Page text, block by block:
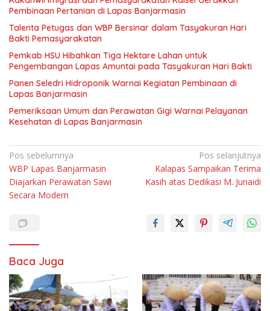
Pembinaan Pertanian di Lapas Banjarmasin
Talenta Petugas dan WBP Bersinar dalam Tasyakuran Hari
Bakti Pemasyarakatan
Pemkab HSU Hibahkan Tiga Hektare Lahan untuk
Pengembangan Lapas Amuntai pada Tasyakuran Hari Bakti
Panen Seledri Hidroponik Warnai Kegiatan Pembinaan di
Lapas Banjarmasin
Pemeriksaan Umum dan Perawatan Gigi Warnai Pelayanan
Kesehatan di Lapas Banjarmasin
Navigasi
pos
Pos sebelumnya
WBP Lapas Banjarmasin
Diajarkan Perawatan Sawi
Secara Modern
Pos selanjutnya
Kalapas Sampaikan Terima
Kasih atas Dedikasi M. Junaidi
Baca Juga